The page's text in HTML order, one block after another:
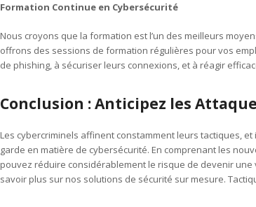
Formation Continue en Cybersécurité
Nous croyons que la formation est l’un des meilleurs
offrons des sessions de formation régulières pour vos
de phishing, à sécuriser leurs connexions, et à réagir
Conclusion : Anticipez les
Les cybercriminels affinent constamment leurs tactiques,
garde en matière de cybersécurité. En comprenant les
pouvez réduire considérablement le risque de devenir une
savoir plus sur nos solutions de sécurité sur mesure.